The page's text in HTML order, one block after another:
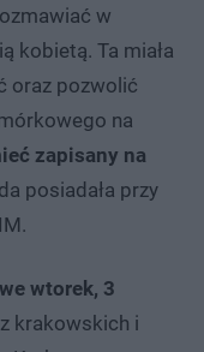
w
kobietą. Ta miała
oraz pozwolić
na
zapisany na
posiadała przy
wtorek, 3
krakowskich i